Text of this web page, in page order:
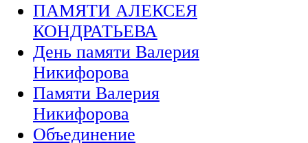
ПАМЯТИ АЛЕКСЕЯ
КОНДРАТЬЕВА
День памяти Валерия
Никифорова
Памяти Валерия
Никифорова
Объединение